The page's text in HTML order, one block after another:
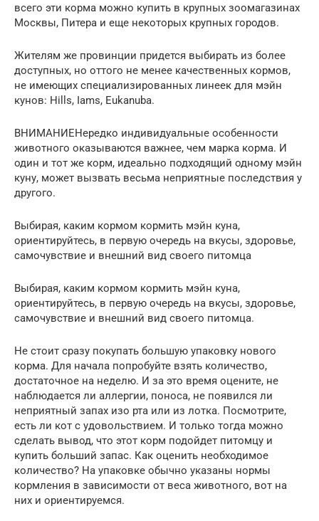
всего эти корма можно купить в крупных зоомагазинах
Москвы, Питера и еще некоторых крупных городов.
Жителям же провинции придется выбирать из более
доступных, но оттого не менее качественных кормов,
не имеющих специализированных линеек для мэйн
кунов: Hills, Iams, Eukanuba.
ВНИМАНИЕНередко индивидуальные особенности
животного оказываются важнее, чем марка корма. И
один и тот же корм, идеально подходящий одному мэйн
куну, может вызвать весьма неприятные последствия у
другого.
Выбирая, каким кормом кормить мэйн куна,
ориентируйтесь, в первую очередь на вкусы, здоровье,
самочувствие и внешний вид своего питомца
Выбирая, каким кормом кормить мэйн куна,
ориентируйтесь, в первую очередь на вкусы, здоровье,
самочувствие и внешний вид своего питомца.
Не стоит сразу покупать большую упаковку нового
корма. Для начала попробуйте взять количество,
достаточное на неделю. И за это время оцените, не
наблюдается ли аллергии, поноса, не появился ли
неприятный запах изо рта или из лотка. Посмотрите,
есть ли кот с удовольствием. И только тогда можно
сделать вывод, что этот корм подойдет питомцу и
купить больший запас. Как оценить необходимое
количество? На упаковке обычно указаны нормы
кормления в зависимости от веса животного, вот на
них и ориентируемся.